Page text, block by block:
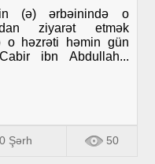
(ə) ərbəinində o
ziyarət etmək
o həzrəti həmin gün
ibn Abdullah...
0 Şərh 50